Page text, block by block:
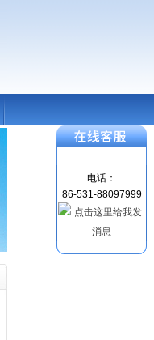
电话：
86-531-88097999